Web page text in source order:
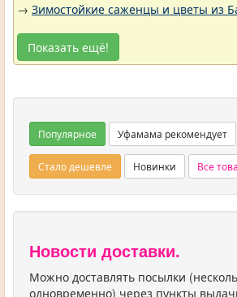
→ Зимостойкие саженцы и цветы из
Показать ещё!
Популярное Уфамама рекомендует
Стало дешевле Новинки Все
Новости доставки.
Можно доставлять посылки
одновременно) через пункты